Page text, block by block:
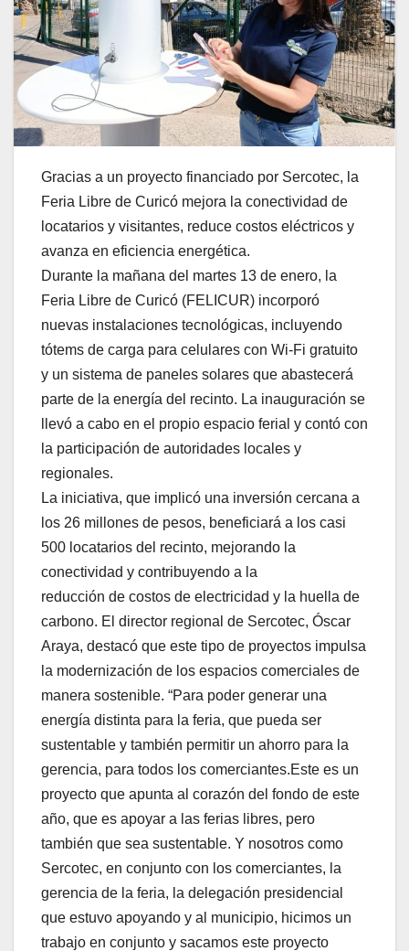
Gracias a un proyecto financiado por Sercotec, la
Feria Libre de Curicó mejora la conectividad de
locatarios y visitantes, reduce costos eléctricos y
avanza en eficiencia energética.
Durante la mañana del martes 13 de enero, la
Feria Libre de Curicó (FELICUR) incorporó
nuevas instalaciones tecnológicas, incluyendo
tótems de carga para celulares con Wi-Fi gratuito
y un sistema de paneles solares que abastecerá
parte de la energía del recinto. La inauguración se
llevó a cabo en el propio espacio ferial y contó con
la participación de autoridades locales y
regionales.
La iniciativa, que implicó una inversión cercana a
los 26 millones de pesos, beneficiará a los casi
500 locatarios del recinto, mejorando la
conectividad y contribuyendo a la
reducción de costos de electricidad y la huella de
carbono. El director regional de Sercotec, Óscar
Araya, destacó que este tipo de proyectos impulsa
la modernización de los espacios comerciales de
manera sostenible. “Para poder generar una
energía distinta para la feria, que pueda ser
sustentable y también permitir un ahorro para la
gerencia, para todos los comerciantes.Este es un
proyecto que apunta al corazón del fondo de este
año, que es apoyar a las ferias libres, pero
también que sea sustentable. Y nosotros como
Sercotec, en conjunto con los comerciantes, la
gerencia de la feria, la delegación presidencial
que estuvo apoyando y al municipio, hicimos un
trabajo en conjunto y sacamos este proyecto